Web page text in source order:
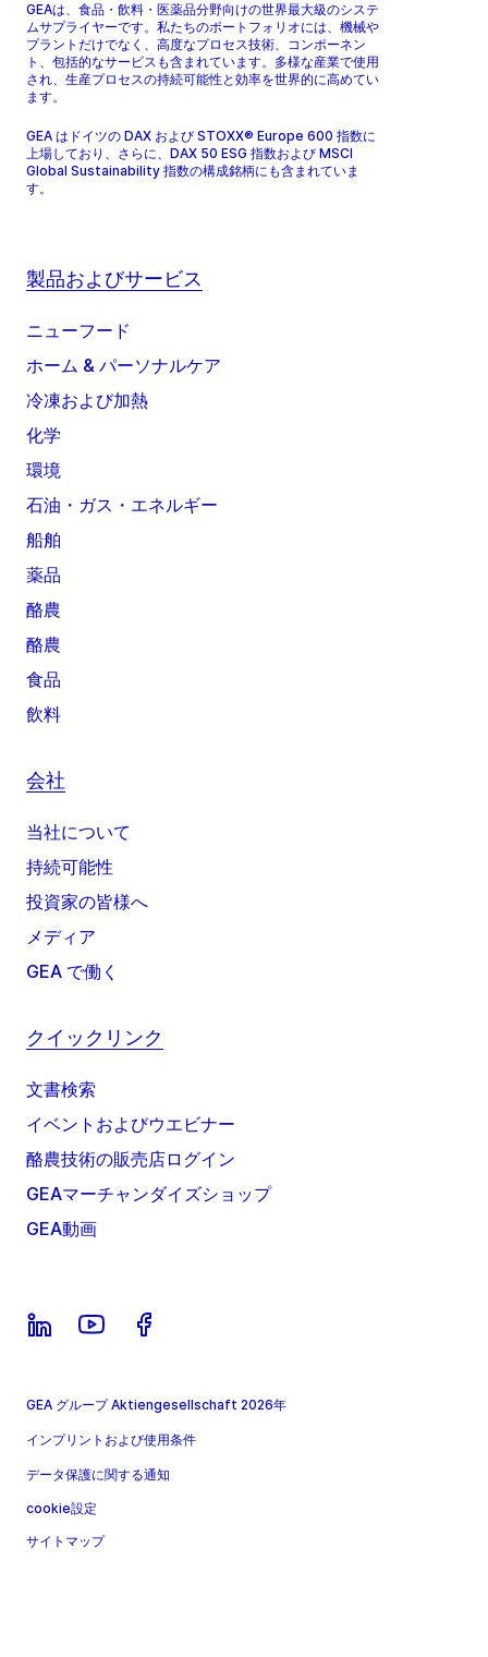
GEAは、食品・飲料・医薬品分野向けの世界最大級のシステ
ムサプライヤーです。私たちのポートフォリオには、機械や
プラントだけでなく、高度なプロセス技術、コンポーネン
ト、包括的なサービスも含まれています。多様な産業で使用
され、生産プロセスの持続可能性と効率を世界的に高めてい
ます。
GEA はドイツの DAX および STOXX® Europe 600 指数に
上場しており、さらに、DAX 50 ESG 指数および MSCI
Global Sustainability 指数の構成銘柄にも含まれていま
す。
製品およびサービス
ニューフード
ホーム & パーソナルケア
冷凍および加熱
化学
環境
石油・ガス・エネルギー
船舶
薬品
酪農
酪農
食品
飲料
会社
当社について
持続可能性
投資家の皆様へ
メディア
GEA で働く
クイックリンク
文書検索
イベントおよびウエビナー
酪農技術の販売店ログイン
GEAマーチャンダイズショップ
GEA動画
GEA グループ Aktiengesellschaft 2026年
インプリントおよび使用条件
データ保護に関する通知
cookie設定
サイトマップ